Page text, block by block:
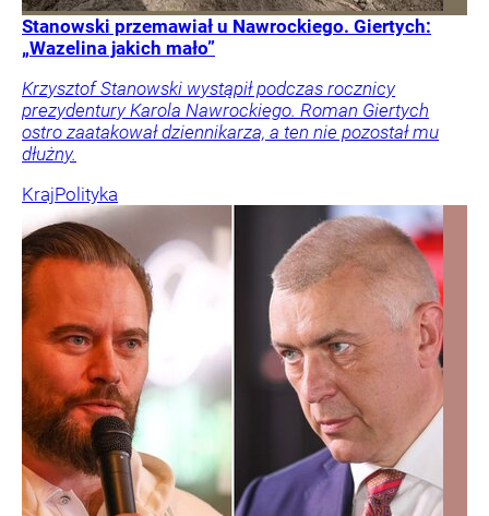
Stanowski przemawiał u Nawrockiego. Giertych:
„Wazelina jakich mało”
Krzysztof Stanowski wystąpił podczas rocznicy
prezydentury Karola Nawrockiego. Roman Giertych
ostro zaatakował dziennikarza, a ten nie pozostał mu
dłużny.
KrajPolityka